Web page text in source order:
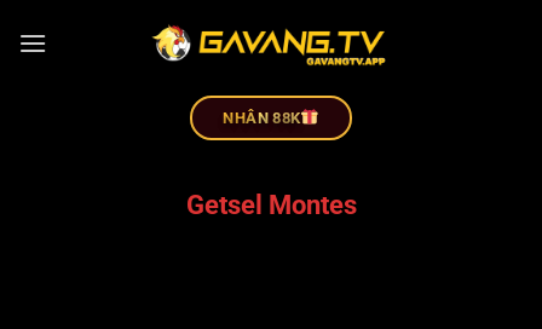
NHÂN 88K
Getsel Montes